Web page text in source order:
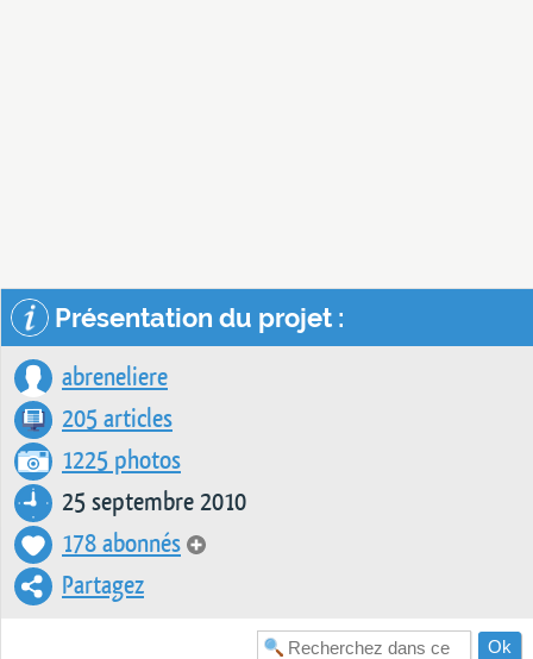
Présentation du projet :
abreneliere
205 articles
1225 photos
25 septembre 2010
178 abonnés
Partagez